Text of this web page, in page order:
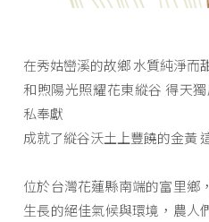
在秀姑巒溪的故鄉 水質純淨而
和煦陽光照耀花東縱谷 得天
私奉獻
成就了縱谷沃土上豐饒的金黃
位於台灣花蓮縣南端的富里鄉
生長的絕佳氣候與環境，農人